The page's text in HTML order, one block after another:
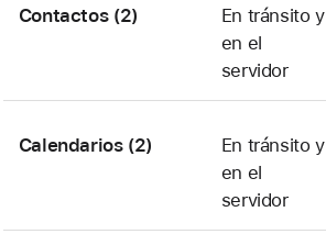
Contactos (2)
En tránsito y
en el
servidor
Calendarios (2)
En tránsito y
en el
servidor